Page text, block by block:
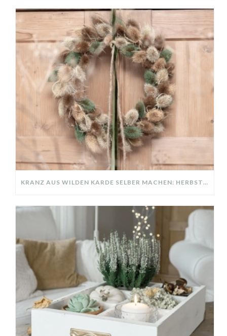
KRANZ AUS WILDEN KARDE SELBER MACHEN: HERBSTDEKO GANZ EINFACH